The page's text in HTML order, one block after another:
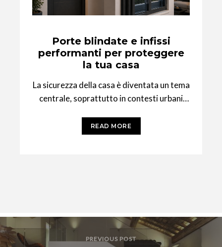
Porte blindate e infissi
performanti per proteggere
la tua casa
La sicurezza della casa è diventata un tema
centrale, soprattutto in contesti urbani
READ MORE
PREVIOUS POST